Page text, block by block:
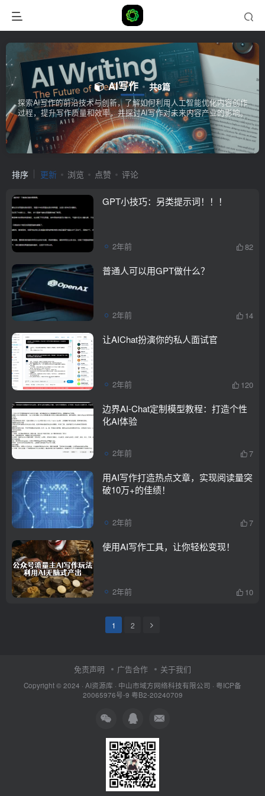
AI写作 共8篇
探索AI写作的前沿技术与创新，了解如何利用人工智能优化内容创作
过程，提升写作质量和效率，并探讨AI写作对未来内容产业的影响。
排序 更新 浏览 点赞 评论
GPT小技巧：另类提示词！！！
2年前 82
普通人可以用GPT做什么？
2年前 14
让AIChat扮演你的私人面试官
2年前 120
边界AI-Chat定制模型教程：打造个性
化AI体验
2年前 7
用AI写作打造热点文章，实现阅读量突
破10万+的佳绩！
2年前 7
使用AI写作工具，让你轻松变现！
2年前 10
1 2
免责声明 广告合作 关于我们
Copyright © 2024 · AI资源库 · 中山市域方网络科技有限公司 · 粤ICP备
20065976号-9 粤B2-20240709